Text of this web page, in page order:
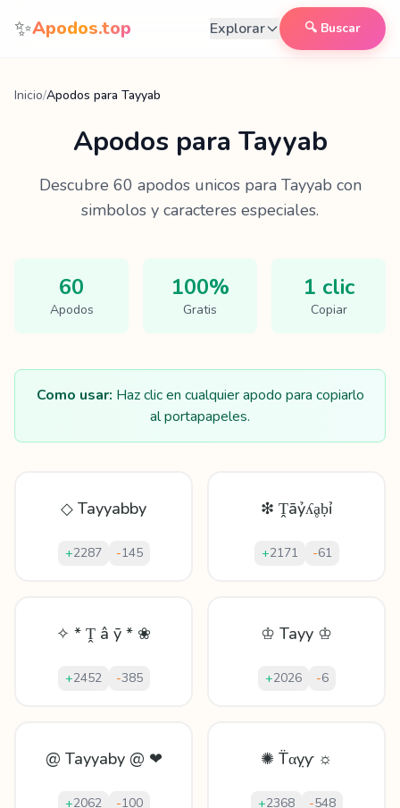
Saltar al contenido
✨Apodos.top Explorar 🔍 Buscar
Inicio/Apodos para Tayyab
Apodos para Tayyab
Descubre 60 apodos unicos para Tayyab con
simbolos y caracteres especiales.
60
Apodos
100%
Gratis
1 clic
Copiar
Como usar: Haz clic en cualquier apodo para copiarlo
al portapapeles.
◇ Tayyabby
+2287 -145
❇ Ṱāỷʎḁḅỉ
+2171 -61
✧ * Ṱ â ȳ * ❀
+2452 -385
♔ Tayy ♔
+2026 -6
@ Tayyaby @ ❤
+2062 -100
✺ T̈αỵƴ ☼
+2368 -548